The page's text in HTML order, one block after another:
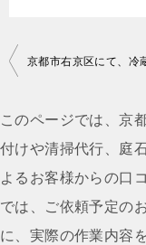
投
ナ
ビ
ゲ
ー
シ
このページでは、京
付けや清掃代行、庭
よるお客様からの口
では、ご依頼予定の
に、実際の作業内容